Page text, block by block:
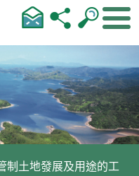
制土地發展及用途的工